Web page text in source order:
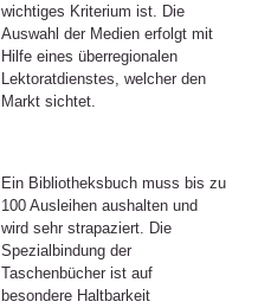
wichtiges Kriterium ist. Die
Auswahl der Medien erfolgt mit
Hilfe eines überregionalen
Lektoratdienstes, welcher den
Markt sichtet.
Ein Bibliotheksbuch muss bis zu
100 Ausleihen aushalten und
wird sehr strapaziert. Die
Spezialbindung der
Taschenbücher ist auf
besondere Haltbarkeit